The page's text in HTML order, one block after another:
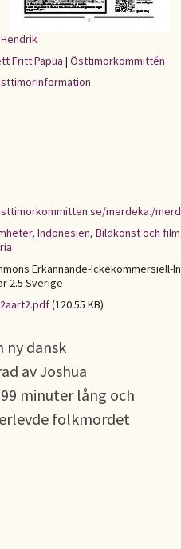
Fritt Papua | Östtimorkommittén
merdeka./
, Indonesien, Bildkonst och film
Erkännande-Ickekommersiell-
2.5 Sverige
(120.55 KB)
ny dansk
av Joshua
minuter lång och
folkmordet